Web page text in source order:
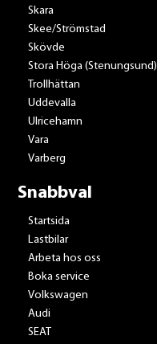
Skara
Skee/Strömstad
Skövde
Stora Höga (Stenungsund)
Trollhättan
Uddevalla
Ulricehamn
Vara
Varberg
Snabbval
Startsida
Lastbilar
Arbeta hos oss
Boka service
Volkswagen
Audi
SEAT